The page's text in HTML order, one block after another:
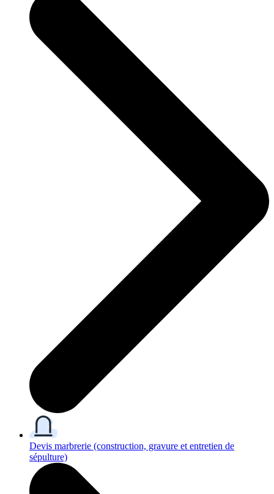
Devis marbrerie (construction, gravure et entretien de
sépulture)